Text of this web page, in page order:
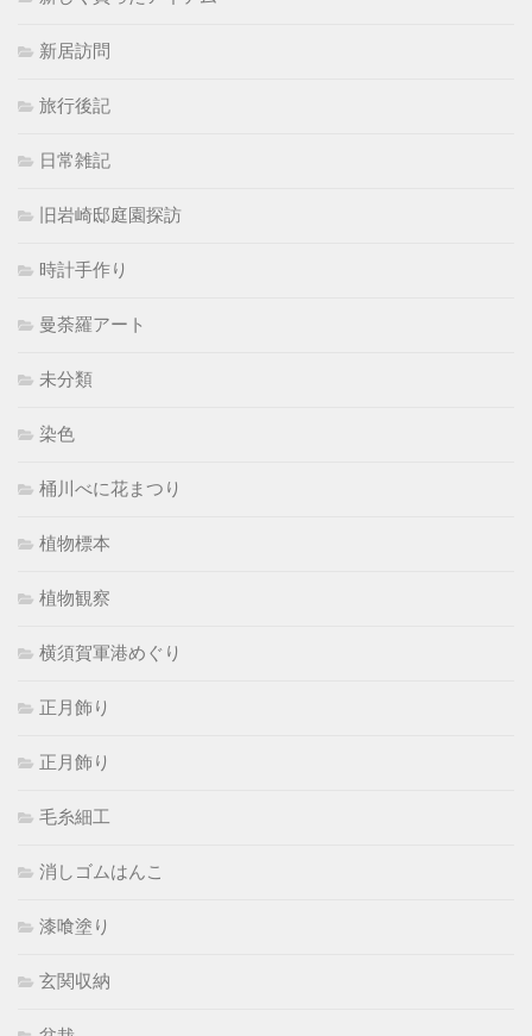
新居訪問
旅行後記
日常雑記
旧岩崎邸庭園探訪
時計手作り
曼荼羅アート
未分類
染色
桶川べに花まつり
植物標本
植物観察
横須賀軍港めぐり
正月飾り
正月飾り
毛糸細工
消しゴムはんこ
漆喰塗り
玄関収納